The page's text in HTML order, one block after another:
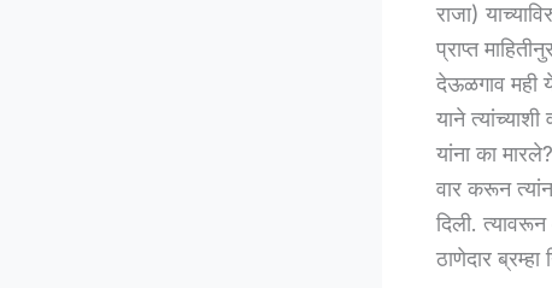
राजा)
प्राप्त
देऊळगाव मही
याने
यांना का
वार करून
दिली.
ठाणेदार